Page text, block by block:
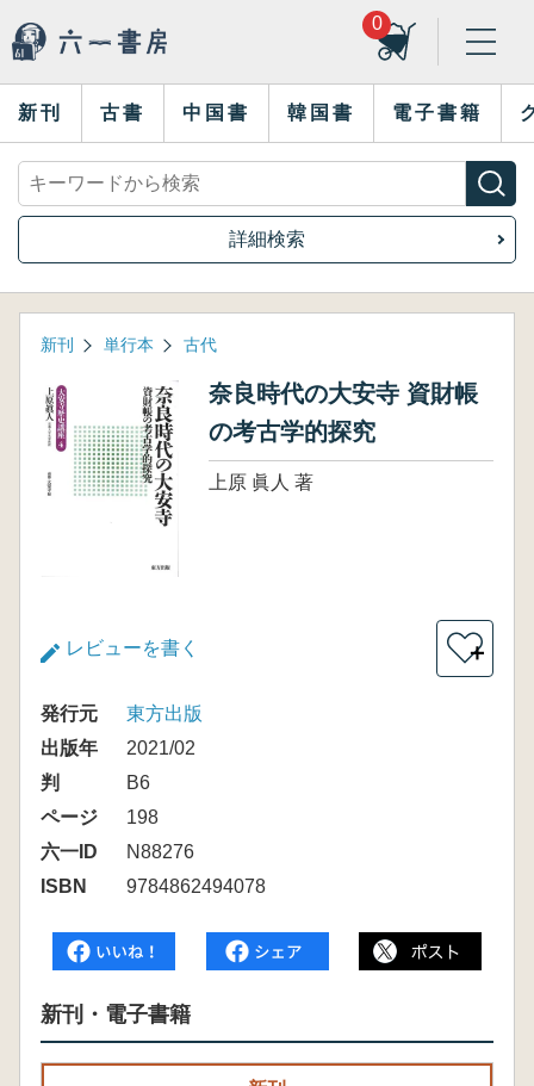
0
新刊 古書 中国書 韓国書 電子書籍
詳細検索
新刊 単行本 古代
奈良時代の大安寺 資財帳
の考古学的探究
上原 眞人 著
レビューを書く ＋
発行元
東方出版
出版年
2021/02
判
B6
ページ
198
六一ID
N88276
ISBN
9784862494078
新刊・電子書籍